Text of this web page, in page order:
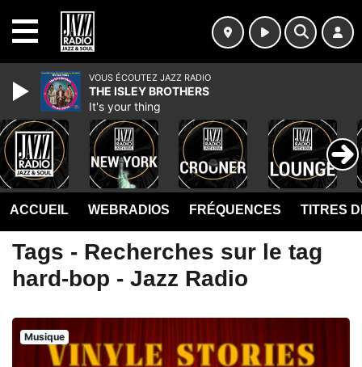
ACCUEIL WEBRADIOS FRÉQUENCES TITRES
Tags - Recherches sur le tag
hard-bop - Jazz Radio
Musique
VOUS ÉCOUTEZ JAZZ RADIO
THE ISLEY BROTHERS
It's your thing